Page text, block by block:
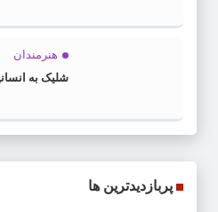
هنرمندان
شلیک به
پربازدیدترین ها